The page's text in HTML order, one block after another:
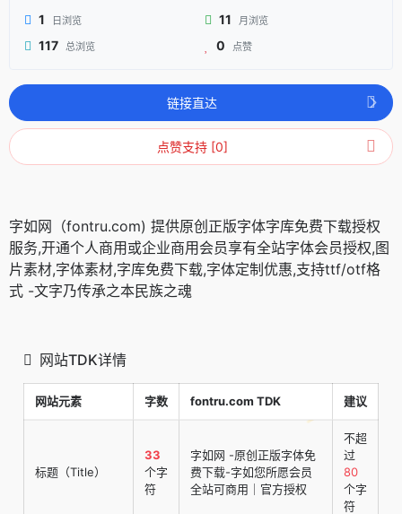
1 日浏览 11 月浏览
117 总浏览 0 点赞
链接直达
点赞支持 [0]
字如网（fontru.com) 提供原创正版字体字库免费下载授权
服务,开通个人商用或企业商用会员享有全站字体会员授权,图
片素材,字体素材,字库免费下载,字体定制优惠,支持ttf/otf格
式 -文字乃传承之本民族之魂
网站TDK详情
网站元素 字数 fontru.com TDK 建议
标题（Title）
33
个字
符
字如网 -原创正版字体免
费下载-字如您所愿会员
全站可商用｜官方授权
不超
过
80
个字
符